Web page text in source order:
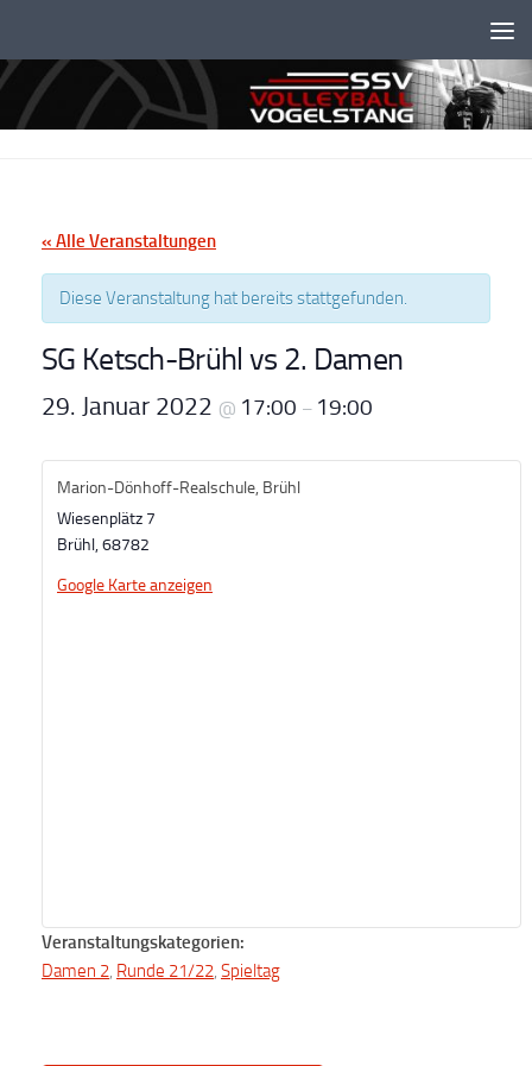
« Alle Veranstaltungen
Diese Veranstaltung hat bereits stattgefunden.
SG Ketsch-Brühl vs 2. Damen
29. Januar 2022 @ 17:00 – 19:00
Marion-Dönhoff-Realschule, Brühl
Wiesenplätz 7
Brühl,68782
Google Karte anzeigen
Veranstaltungskategorien:
Damen 2 Runde 21/22 Spieltag